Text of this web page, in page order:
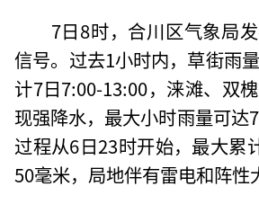
7日8时，合川区气象局
信号。过去1小时内，草街雨
计7日7:00-13:00，涞滩、双
现强降水，最大小时雨量可达
过程从6日23时开始，最大累
50毫米，局地伴有雷电和阵性